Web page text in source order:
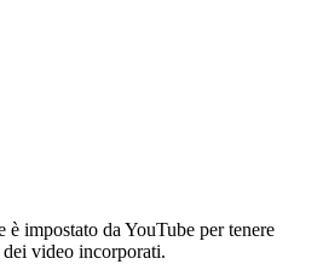
è impostato da YouTube per tenere
video incorporati.